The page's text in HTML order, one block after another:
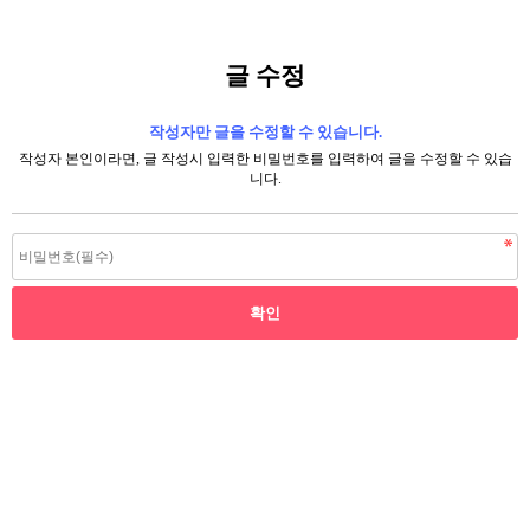
글 수정
작성자만 글을 수정할 수 있습니다.
작성자 본인이라면, 글 작성시 입력한 비밀번호를 입력하여 글을 수정할 수 있습
니다.